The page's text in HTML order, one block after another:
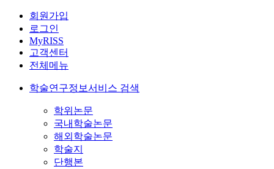
회원가입
로그인
MyRISS
고객센터
전체메뉴
학술연구정보서비스 검색
학위논문
국내학술논문
해외학술논문
학술지
단행본